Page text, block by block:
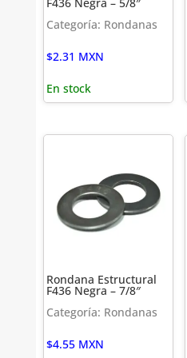
Categoría: Rondanas
$2.31 MXN
En stock
Rondana Estructural
F436 Negra – 7/8″
Categoría: Rondanas
$4.55 MXN